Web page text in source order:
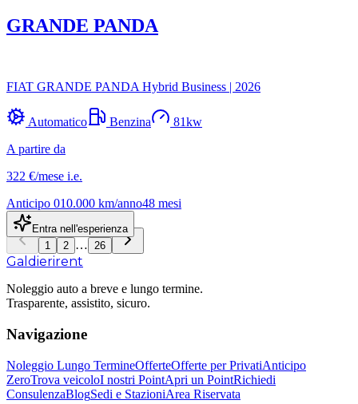
GRANDE PANDA
FIAT GRANDE PANDA Hybrid Business | 2026
Automatico Benzina 81kw
A partire da
322 €/mese i.e.
Anticipo 010.000 km/anno48 mesi
Entra nell'esperienza
1
2 … 26
Galdierirent
Noleggio auto a breve e lungo termine.
Trasparente, assistito, sicuro.
Navigazione
Noleggio Lungo TermineOfferteOfferte per PrivatiAnticipo
ZeroTrova veicoloI nostri PointApri un PointRichiedi
ConsulenzaBlogSedi e StazioniArea Riservata